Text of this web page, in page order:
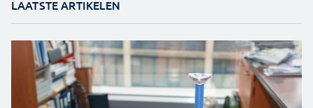
LAATSTE ARTIKELEN